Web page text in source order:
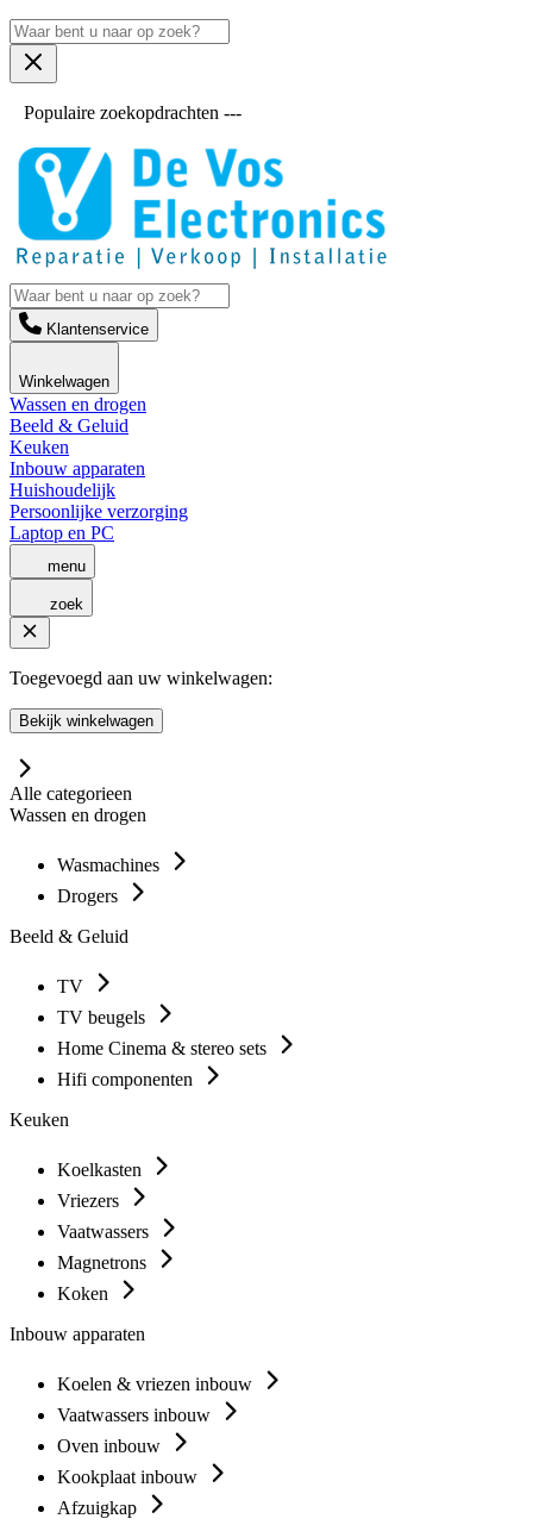
Populaire zoekopdrachten ---
Klantenservice
Winkelwagen
Wassen en drogen
Beeld & Geluid
Keuken
Inbouw apparaten
Huishoudelijk
Persoonlijke verzorging
Laptop en PC
menu
zoek
Toegevoegd aan uw winkelwagen:
Bekijk winkelwagen
Alle categorieen
Wassen en drogen
Wasmachines
Drogers
Beeld & Geluid
TV
TV beugels
Home Cinema & stereo sets
Hifi componenten
Keuken
Koelkasten
Vriezers
Vaatwassers
Magnetrons
Koken
Inbouw apparaten
Koelen & vriezen inbouw
Vaatwassers inbouw
Oven inbouw
Kookplaat inbouw
Afzuigkap